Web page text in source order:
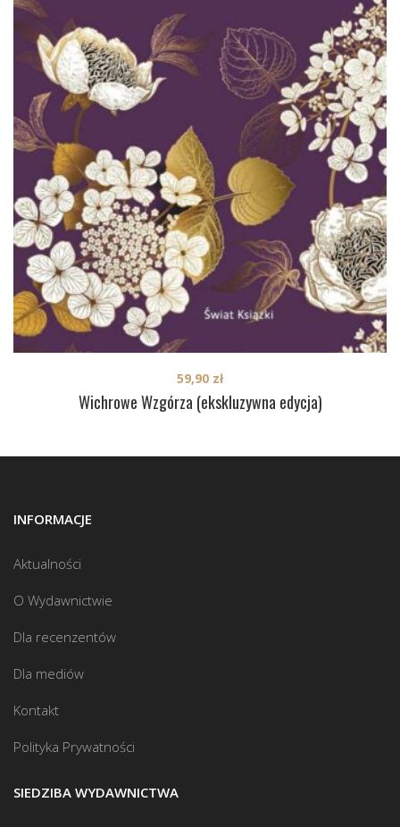
Wichrowe Wzgórza (ekskluzywna edycja)
59,90 zł
INFORMACJE
Aktualności
O Wydawnictwie
Dla recenzentów
Dla mediów
Kontakt
Polityka Prywatności
SIEDZIBA WYDAWNICTWA